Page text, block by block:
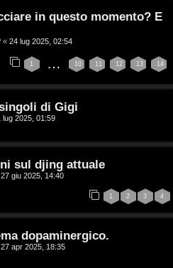
in questo momento? E
« 24 lug 2025, 02:54
1 … 10 11 12 13 14
di Gigi
lug 2025, 01:59
sul djing attuale
27 giu 2025, 14:40
1 2 3 4
dopaminergico.
27 apr 2025, 18:35